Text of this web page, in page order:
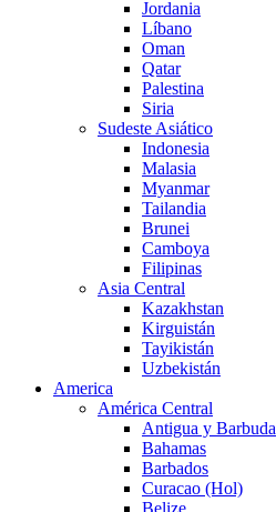
Jordania
Líbano
Oman
Qatar
Palestina
Siria
Sudeste Asiático
Indonesia
Malasia
Myanmar
Tailandia
Brunei
Camboya
Filipinas
Asia Central
Kazakhstan
Kirguistán
Tayikistán
Uzbekistán
America
América Central
Antigua y Barbuda
Bahamas
Barbados
Curacao (Hol)
Belize